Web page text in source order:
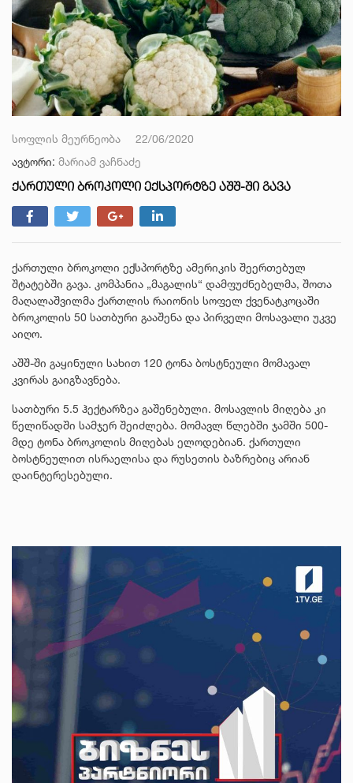
სოფლის მეურნეობა
22/06/2020
ავტორი: მარიამ ვაჩნაძე
ᲥᲐᲠᲗᲣᲚᲘ ᲑᲠᲝᲙᲝᲚᲘ ᲔᲥᲡᲞᲝᲠᲢᲖᲔ ᲐᲨᲨ-ᲨᲘ ᲒᲐᲕᲐ
ქართული ბროკოლი ექსპორტზე ამერიკის შეერთებულ
შტატებში გავა. კომპანია „მაგალის“ დამფუძნებელმა, შოთა
მაღალაშვილმა ქართლის რაიონის სოფელ ქვენატკოცაში
ბროკოლის 50 სათბური გააშენა და პირველი მოსავალი უკვე
აიღო.
აშშ-ში გაყინული სახით 120 ტონა ბოსტნეული მომავალ
კვირას გაიგზავნება.
სათბური 5.5 ჰექტარზეა გაშენებული. მოსავლის მიღება კი
წელიწადში სამჯერ შეიძლება. მომავლ წლებში ჯამში 500-
მდე ტონა ბროკოლის მიღებას ელოდებიან. ქართული
ბოსტნეულით ისრაელისა და რუსეთის ბაზრებიც არიან
დაინტერესებული.